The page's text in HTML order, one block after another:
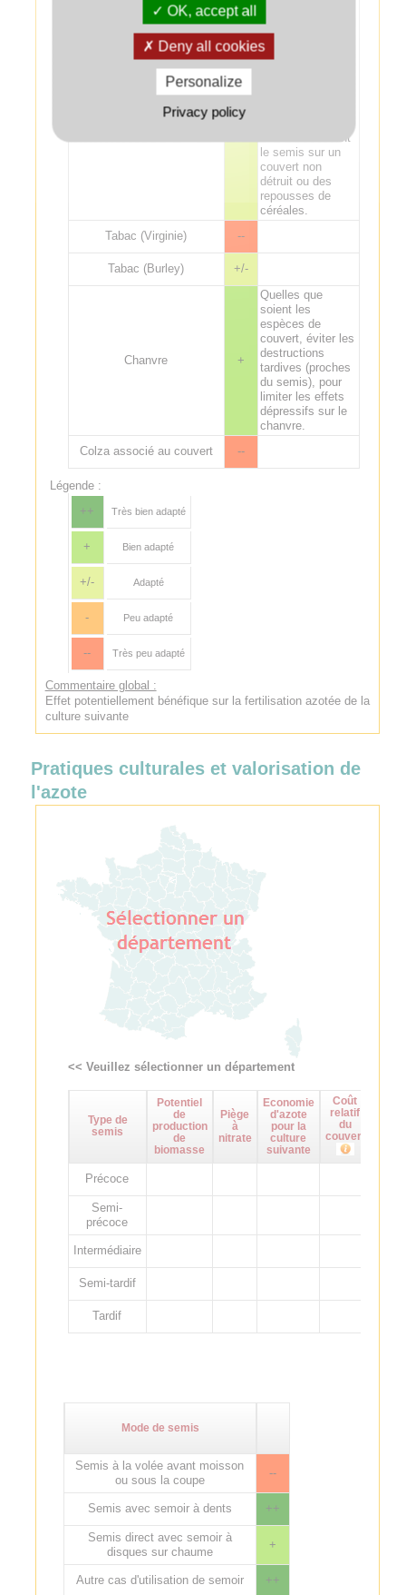
+/-
attention aux
excès de
fertilisation sur lin
fibre. Risque de
de un mois avant
le semis sur un
couvert non
détruit ou des
repousses de
céréales.
Tabac (Virginie)
--
Tabac (Burley) +/-
Chanvre +
Quelles que
soient les
espèces de
couvert, éviter les
destructions
tardives (proches
du semis), pour
limiter les effets
dépressifs sur le
chanvre.
Colza associé au couvert
--
Légende :
++
Très bien adapté
+ Bien adapté
+/- Adapté
- Peu adapté
-- Très peu adapté
Commentaire global :
Effet potentiellement bénéfique sur la fertilisation azotée de la
culture suivante
Pratiques culturales et valorisation de
l'azote
<< Veuillez sélectionner un département
Type de
semis
Potentiel
de
production
de
biomasse
Piège
à
nitrate
Economie
d'azote
pour la
culture
suivante
Coût
relatif
du
couvert
Précoce
Semi-
précoce
Intermédiaire
Semi-tardif
Tardif
Mode de semis
Semis à la volée avant moisson
ou sous la coupe
--
Semis avec semoir à dents ++
Semis direct avec semoir à
disques sur chaume
+
Autre cas d'utilisation de semoir ++
OK, accept all
Deny all cookies
Personalize
Privacy policy